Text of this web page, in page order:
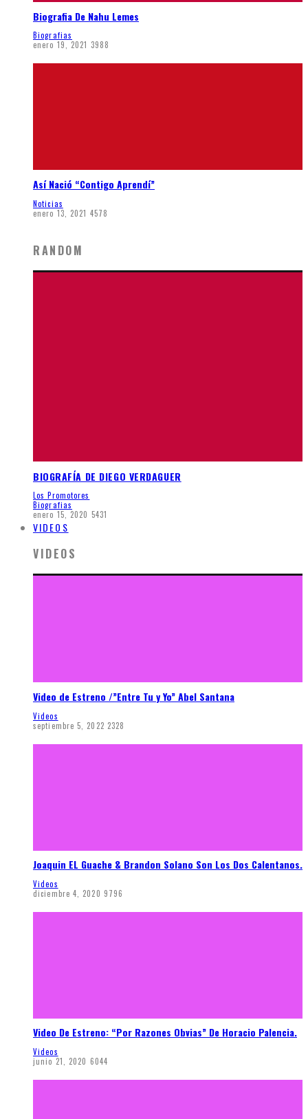
Biografia De Nahu Lemes
Biografias
enero 19, 2021 3988
Así Nació “Contigo Aprendí”
Noticias
enero 13, 2021 4578
RANDOM
BIOGRAFÍA DE DIEGO VERDAGUER
Los Promotores
Biografias
enero 15, 2020 5431
VIDEOS
VIDEOS
Video de Estreno /”Entre Tu y Yo” Abel Santana
Videos
septiembre 5, 2022 2328
Joaquin EL Guache & Brandon Solano Son Los Dos Calentanos.
Videos
diciembre 4, 2020 9796
Video De Estreno: “Por Razones Obvias” De Horacio Palencia.
Videos
junio 21, 2020 6044